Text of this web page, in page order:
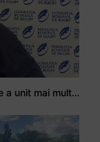
Stejarul Iulian Hartig: A fost un turneu care a unit mai mult echipa